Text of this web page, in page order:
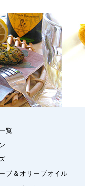
覧
ブ＆オリーブオイル